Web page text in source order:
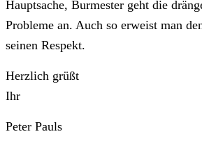
Hauptsache, Burmester geht die
Probleme an. Auch so erweist man
seinen Respekt.
Herzlich grüßt
Ihr
Peter Pauls